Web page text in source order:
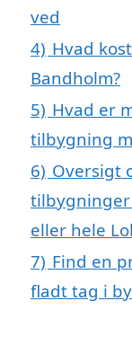
ved
4) Hvad
Bandholm?
5) Hvad er
tilbygning
6) Oversigt
eller hele
7) Find en
fladt tag i